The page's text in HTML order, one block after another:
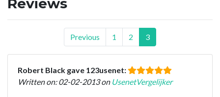
Previous 1 2 3
Robert Black gave 123usenet:
Written on: 02-02-2013 on UsenetVergelijker